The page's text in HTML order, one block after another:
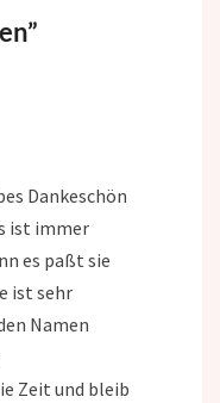
Dankeschön
ist immer
es paßt sie
ist sehr
Namen
Zeit und bleib